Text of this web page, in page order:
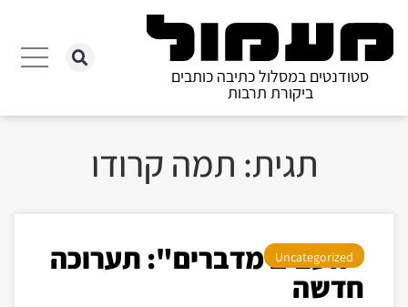
סטודנטים במסלול כתיבה כותבים
ביקורת תרבות
תגית: תמה קרודו
Uncategorized
"העצים מדברים": תערוכה
חדשה